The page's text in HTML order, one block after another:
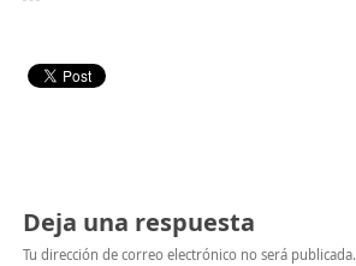
Deja una respuesta
Tu dirección de correo electrónico no será publicada.